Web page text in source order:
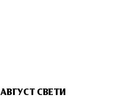
СВЕТИ